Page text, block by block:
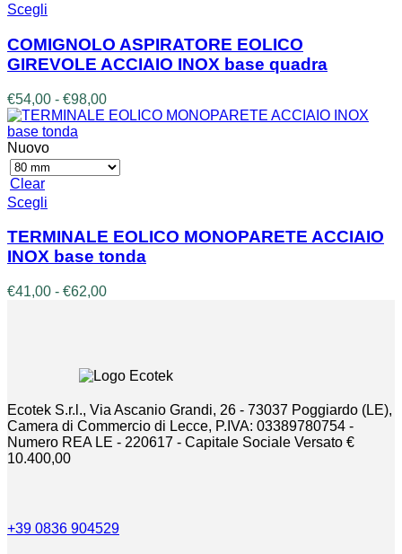
pagina
prodotto
Scegli
ha
più
varianti.
opzioni
possono
essere
scelte
nella
COMIGNOLO ASPIRATORE EOLICO
GIREVOLE ACCIAIO INOX base quadra
€54,00 - €98,00Fascia
di
€54,00
a
Nuovo
Clear
Scegli
ha
più
varianti.
Le
opzioni
pagina
prodotto
TERMINALE EOLICO MONOPARETE ACCIAIO
INOX base tonda
€41,00 - €62,00Fascia
a
€62,00
Ecotek S.r.l., Via Ascanio Grandi, 26 - 73037 Poggiardo (LE),
Camera di Commercio di Lecce, P.IVA: 03389780754 -
Numero REA LE - 220617 - Capitale Sociale Versato €
10.400,00
+39 0836 904529